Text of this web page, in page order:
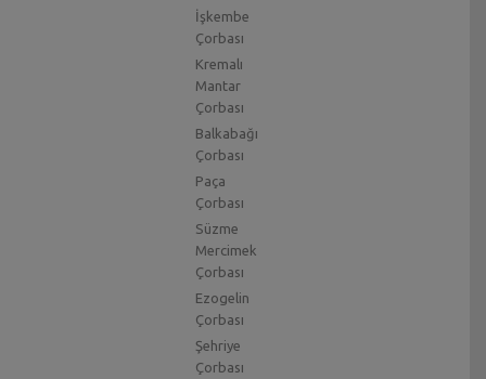
İşkembe
Çorbası
Kremalı
Mantar
Çorbası
Balkabağı
Çorbası
Paça
Çorbası
Süzme
Mercimek
Çorbası
Ezogelin
Çorbası
Şehriye
Çorbası